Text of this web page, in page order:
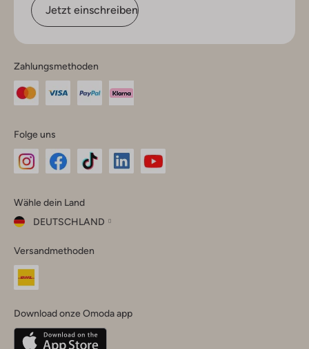
Jetzt einschreiben
Zahlungsmethoden
Folge uns
Instagram
Facebook
TikTok
Wähle dein Land
DEUTSCHLAND
dein
Land
Belgique(Français)
Versandmethoden
Download onze Omoda app